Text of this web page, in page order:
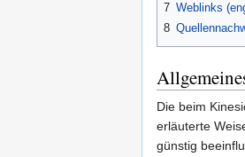
7 Weblinks
8
Die beim
erläuterte
günstig